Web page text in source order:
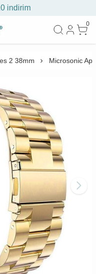
indirim
0
2 38mm Microsonic